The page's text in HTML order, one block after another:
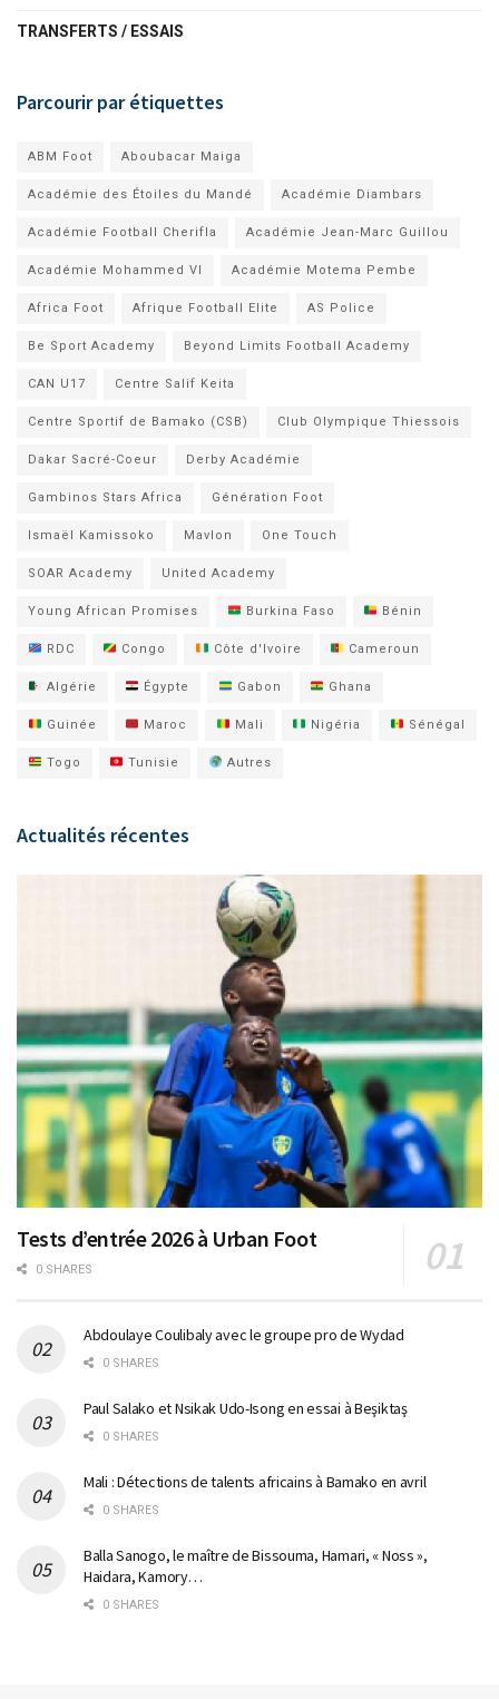
TRANSFERTS / ESSAIS
Parcourir par étiquettes
ABM Foot Aboubacar Maiga
Académie des Étoiles du Mandé Académie Diambars
Académie Football Cherifla Académie Jean-Marc Guillou
Académie Mohammed VI Académie Motema Pembe
Africa Foot Afrique Football Elite AS Police
Be Sport Academy Beyond Limits Football Academy
CAN U17 Centre Salif Keita
Centre Sportif de Bamako (CSB) Club Olympique Thiessois
Dakar Sacré-Coeur Derby Académie
Gambinos Stars Africa Génération Foot
Ismaël Kamissoko Mavlon One Touch
SOAR Academy United Academy
Young African Promises Burkina Faso Bénin
RDC Congo Côte d'Ivoire Cameroun
Algérie Égypte Gabon Ghana
Guinée Maroc Mali Nigéria Sénégal
Togo Tunisie Autres
Actualités récentes
Tests d’entrée 2026 à Urban Foot
0 SHARES
Abdoulaye Coulibaly avec le groupe pro de Wydad
0 SHARES
Paul Salako et Nsikak Udo-Isong en essai à Beşiktaş
0 SHARES
Mali : Détections de talents africains à Bamako en avril
0 SHARES
Balla Sanogo, le maître de Bissouma, Hamari, « Noss »,
Haidara, Kamory…
0 SHARES